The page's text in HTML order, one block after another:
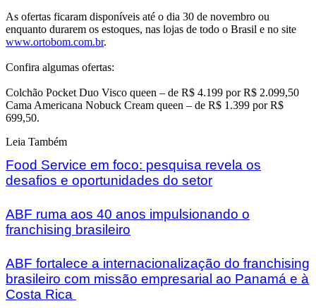
As ofertas ficaram disponíveis até o dia 30 de novembro ou
enquanto durarem os estoques, nas lojas de todo o Brasil e no site
www.ortobom.com.br.
Confira algumas ofertas:
Colchão Pocket Duo Visco queen – de R$ 4.199 por R$ 2.099,50
Cama Americana Nobuck Cream queen – de R$ 1.399 por R$
699,50.
Leia Também
Food Service em foco: pesquisa revela os
desafios e oportunidades do setor
ABF ruma aos 40 anos impulsionando o
franchising brasileiro
ABF fortalece a internacionalização do franchising
brasileiro com missão empresarial ao Panamá e à
Costa Rica